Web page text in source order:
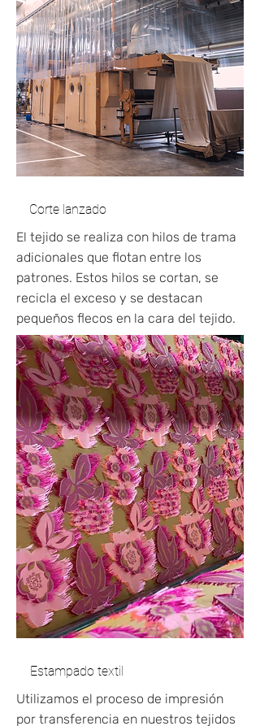
Corte lanzado
El tejido se realiza con hilos de trama
adicionales que flotan entre los
patrones. Estos hilos se cortan, se
recicla el exceso y se destacan
pequeños flecos en la cara del tejido.
Estampado textil
Utilizamos el proceso de impresión
por transferencia en nuestros tejidos